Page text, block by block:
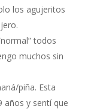
los agujeritos
todos
muchos sin
piña. Esta
años y sentí que